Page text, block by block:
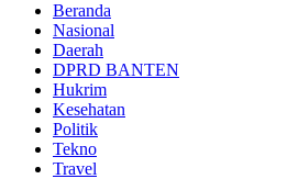
Beranda
Nasional
Daerah
DPRD BANTEN
Hukrim
Kesehatan
Politik
Tekno
Travel